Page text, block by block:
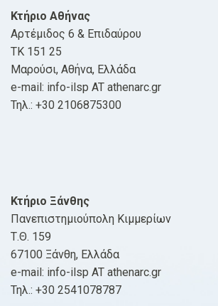
Κτήριο Αθήνας
Αρτέμιδος 6 & Επιδαύρου
ΤΚ 151 25
Μαρούσι, Αθήνα, Ελλάδα
e-mail: info-ilsp AT athenarc.gr
Τηλ.: +30 2106875300
Κτήριο Ξάνθης
Πανεπιστημιούπολη Κιμμερίων
Τ.Θ. 159
67100 Ξάνθη, Ελλάδα
e-mail: info-ilsp AT athenarc.gr
Τηλ.: +30 2541078787